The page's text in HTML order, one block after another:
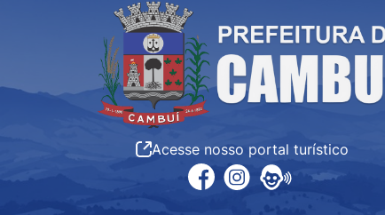
Acesse nosso portal turístico